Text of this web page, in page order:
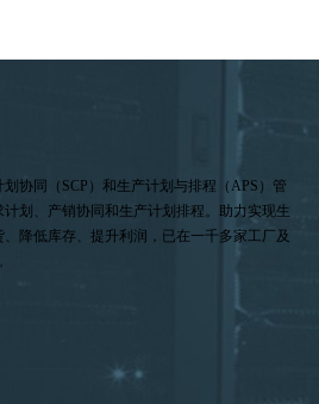
协同（SCP）和生产计划与排程（APS）管
划、产销协同和生产计划排程。助力实现生
降低库存、提升利润，已在一千多家工厂及